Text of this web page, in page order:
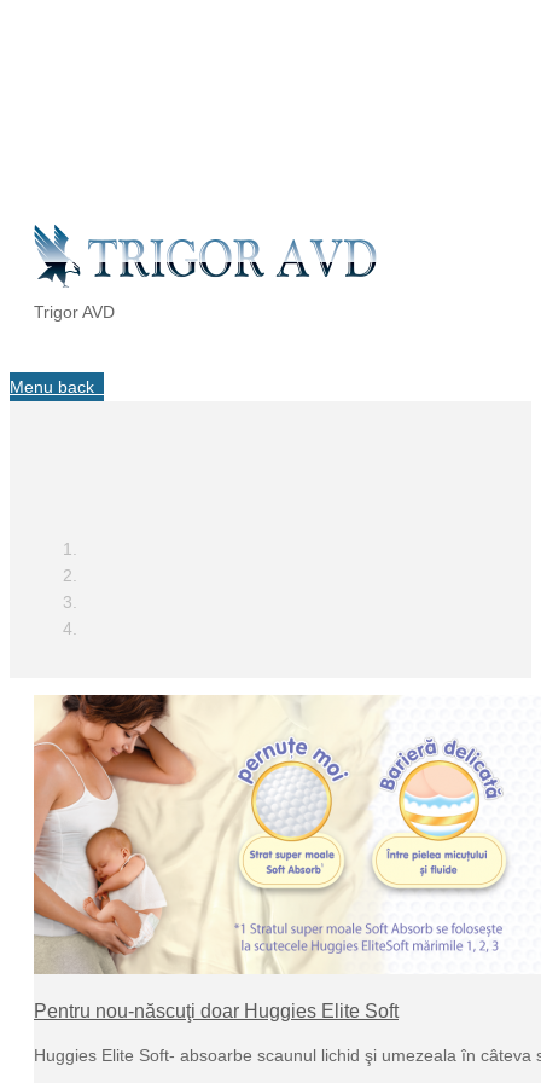
Trigor AVD
Menu back
Pentru nou-născuţi doar Huggies Elite Soft
Huggies Elite Soft- absoarbe scaunul lichid şi umezeala în